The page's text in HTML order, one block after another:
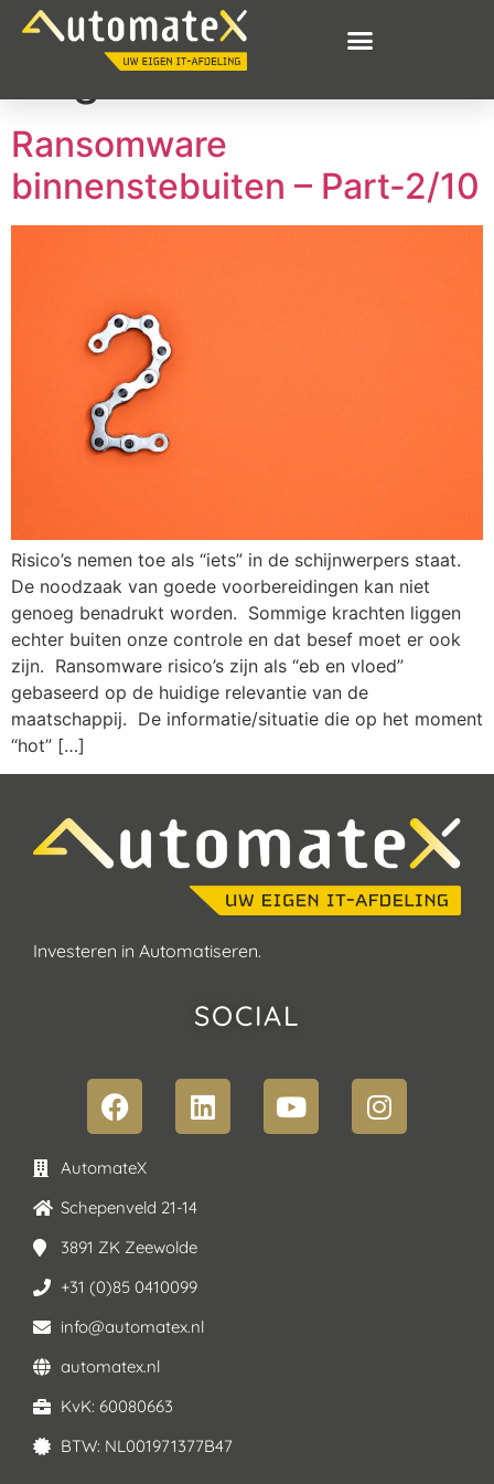
Tag:ransomware
Ransomware
binnenstebuiten – Part-2/10
Risico’s nemen toe als “iets” in de schijnwerpers staat.
De noodzaak van goede voorbereidingen kan niet
genoeg benadrukt worden. Sommige krachten liggen
echter buiten onze controle en dat besef moet er ook
zijn. Ransomware risico’s zijn als “eb en vloed”
gebaseerd op de huidige relevantie van de
maatschappij. De informatie/situatie die op het moment
“hot” […]
Investeren in Automatiseren.
SOCIAL
AutomateX
Schepenveld 21-14
3891 ZK Zeewolde
+31 (0)85 0410099
info@automatex.nl
automatex.nl
KvK: 60080663
BTW: NL001971377B47